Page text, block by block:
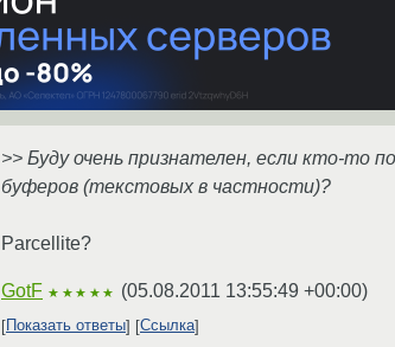
>> Буду очень признателен, если кто-то
буферов (текстовых в частности)?
Parcellite?
GotF ★★★★★ (05.08.2011 13:55:49 +00:00)
Показать ответы Ссылка